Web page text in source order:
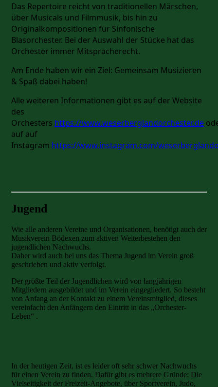
Das Repertoire reicht von traditionellen Märschen,
über Musicals und Filmmusik, bis hin zu
Originalkompositionen für Sinfonische
Blasorchester. Bei der Auswahl der Stücke hat das
Orchester immer Mitspracherecht.
Am Ende haben wir ein Ziel: Gemeinsam Musizieren
& Spaß dabei haben!
Alle weiteren Informationen gibt es auf der Website
des
Orchesters https://www.weserberglandorchester.de
auf auf
Instagram https://www.instagram.com/
Jugend
Wie alle anderen Vereine und Organisationen, benötigt auch der
Musikverein Bödexen zum aktiven Weiterbestehen den
jugendlichen Nachwuchs.
Daher wird auch bei uns das Thema Jugend im Verein groß
geschrieben und aktiv verfolgt.
Der größte Teil der Jugendlichen wird von langjährigen
Mitgliedern ausgebildet und im Verein eingegliedert. So besteht
von Anfang an der Kontakt zu einem Vereinsmitglied, dieses
vereinfacht den Anfängern den Eintritt in das „Orchester-
Leben“ .
In der heutigen Zeit, ist es leider oft sehr schwer Nachwuchs
für einen Verein zu finden. Dafür gibt es mehrere Gründe: Die
Vielseitigkeit der Freizeit-Angebote, über Sportverein, Judo,